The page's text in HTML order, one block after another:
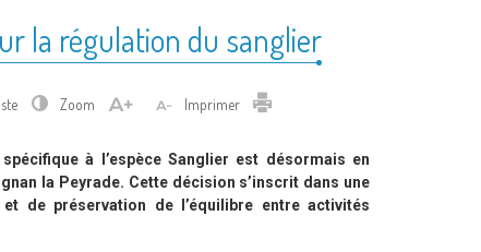
la régulation du sanglier
Zoom Imprimer Imprimer
à l’espèce Sanglier est désormais en
la Peyrade. Cette décision s’inscrit dans une
de préservation de l’équilibre entre activités